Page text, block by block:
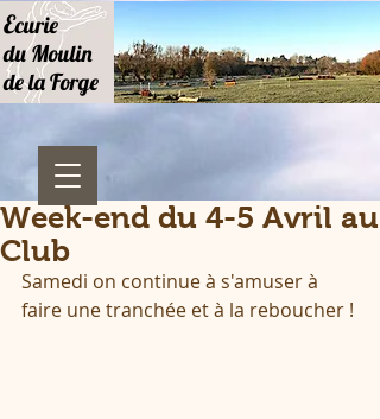
Ecurie
du Moulin
de la Forge
Week-end du 4-5 Avril au
Club
Samedi on continue à s'amuser à
faire une tranchée et à la reboucher !